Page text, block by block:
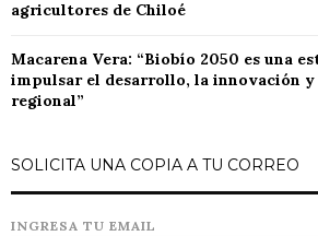
agricultores de Chiloé
Macarena Vera: “Biobío 2050 es una
impulsar el desarrollo, la innovación
regional”
SOLICITA UNA COPIA A TU CORREO
INGRESA TU EMAIL